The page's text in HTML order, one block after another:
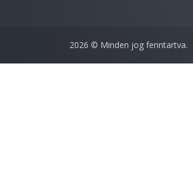
2026 © Minden jog fenntartva.